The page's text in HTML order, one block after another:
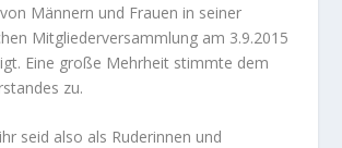
Männern und Frauen in seiner
Mitgliederversammlung am 3.9.2015
Eine große Mehrheit stimmte dem
zu.
seid also als Ruderinnen und